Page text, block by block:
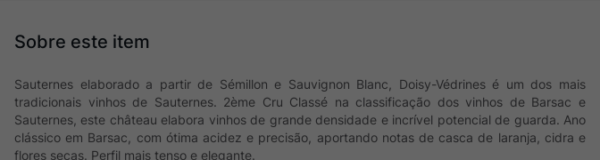
Sauternes elaborado a partir de Sémillon e Sauvignon Blanc, Doisy-Védrines é um dos mais
tradicionais vinhos de Sauternes. 2ème Cru Classé na classificação dos vinhos de Barsac e
Sauternes, este château elabora vinhos de grande densidade e incrível potencial de guarda. Ano
clássico em Barsac, com ótima acidez e precisão, aportando notas de casca de laranja, cidra e
flores secas. Perfil mais tenso e elegante.